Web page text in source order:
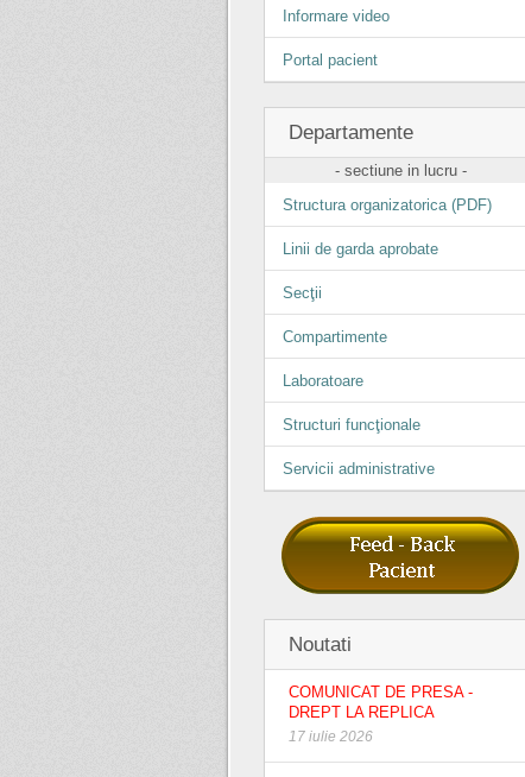
Informare video
Portal pacient
Departamente
- sectiune in lucru -
Structura organizatorica (PDF)
Linii de garda aprobate
Secţii
Compartimente
Laboratoare
Structuri funcţionale
Servicii administrative
Noutati
COMUNICAT DE PRESA -
DREPT LA REPLICA
17 iulie 2026